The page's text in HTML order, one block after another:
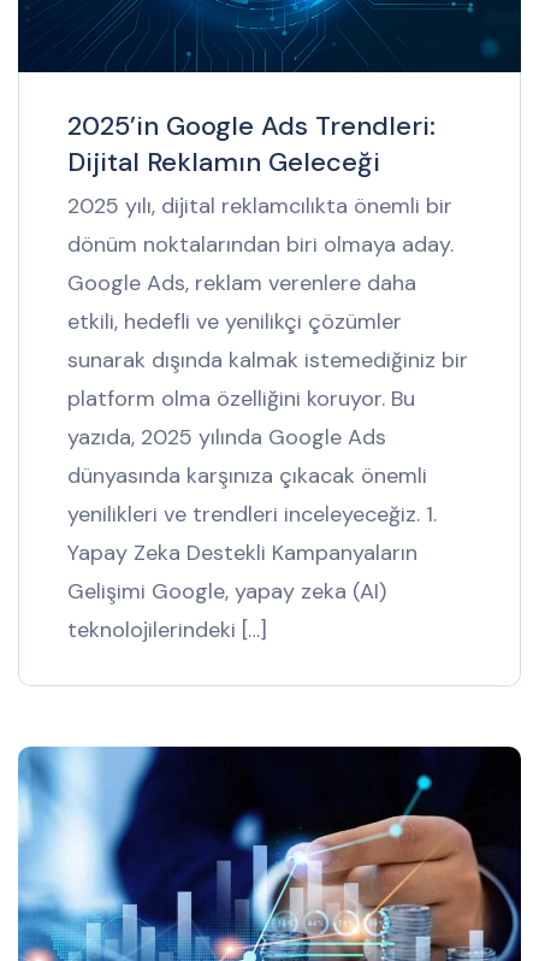
2025’in Google Ads Trendleri:
Dijital Reklamın Geleceği
2025 yılı, dijital reklamcılıkta önemli bir
dönüm noktalarından biri olmaya aday.
Google Ads, reklam verenlere daha
etkili, hedefli ve yenilikçi çözümler
sunarak dışında kalmak istemediğiniz bir
platform olma özelliğini koruyor. Bu
yazıda, 2025 yılında Google Ads
dünyasında karşınıza çıkacak önemli
yenilikleri ve trendleri inceleyeceğiz. 1.
Yapay Zeka Destekli Kampanyaların
Gelişimi Google, yapay zeka (AI)
teknolojilerindeki […]